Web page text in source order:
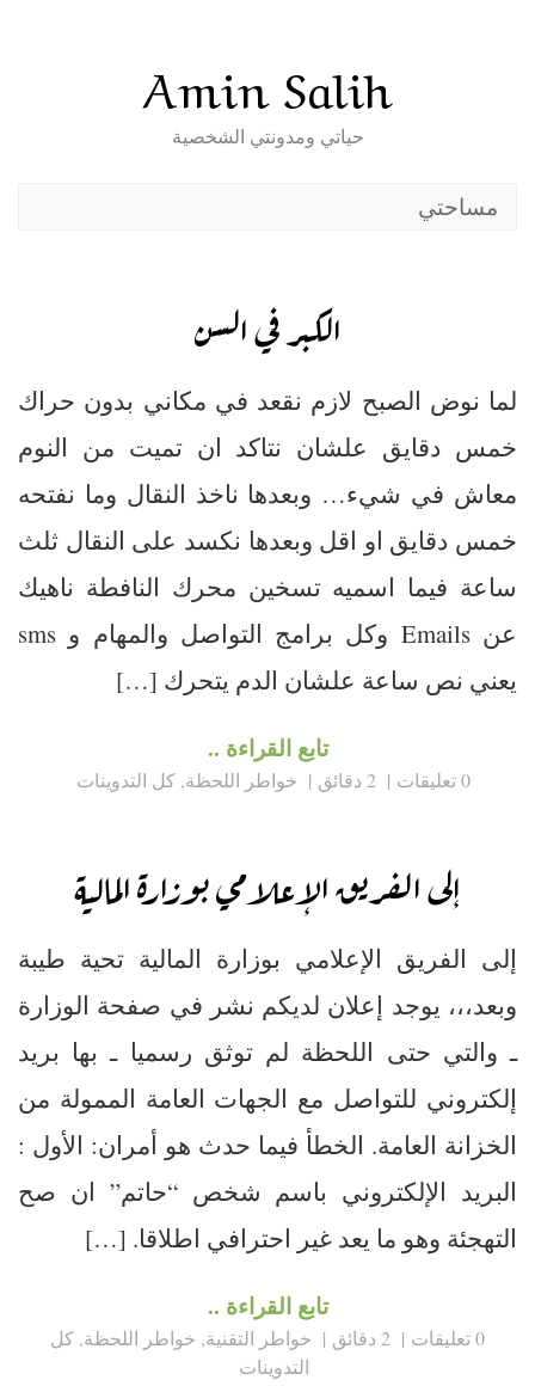
Amin Salih
حياتي ومدونتي الشخصية
مساحتي
الكبر في السن
لما نوض الصبح لازم نقعد في مكاني بدون حراك
خمس دقايق علشان نتاكد ان تميت من النوم
معاش في شيء… وبعدها ناخذ النقال وما نفتحه
خمس دقايق او اقل وبعدها نكسد على النقال ثلث
ساعة فيما اسميه تسخين محرك النافطة ناهيك
عن Emails وكل برامج التواصل والمهام و sms
يعني نص ساعة علشان الدم يتحرك […]
تابع القراءة ..
0 تعليقات 2 دقائق خواطر اللحظة, كل التدوينات
إلى الفريق الإعلامي بوزارة المالية
إلى الفريق الإعلامي بوزارة المالية تحية طيبة
وبعد،،، يوجد إعلان لديكم نشر في صفحة الوزارة
ـ والتي حتى اللحظة لم توثق رسميا ـ بها بريد
إلكتروني للتواصل مع الجهات العامة الممولة من
الخزانة العامة. الخطأ فيما حدث هو أمران: الأول :
البريد الإلكتروني باسم شخص “حاتم” ان صح
التهجئة وهو ما يعد غير احترافي اطلاقا. […]
تابع القراءة ..
0 تعليقات 2 دقائق خواطر التقنية, خواطر اللحظة, كل
التدوينات